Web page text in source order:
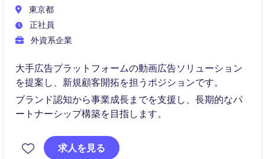
東京都
正社員
外資系企業
大手広告プラットフォームの動画広告ソリューション
を提案し、新規顧客開拓を担うポジションです。
ブランド認知から事業成長までを支援し、長期的なパ
ートナーシップ構築を目指します。
求人を見る